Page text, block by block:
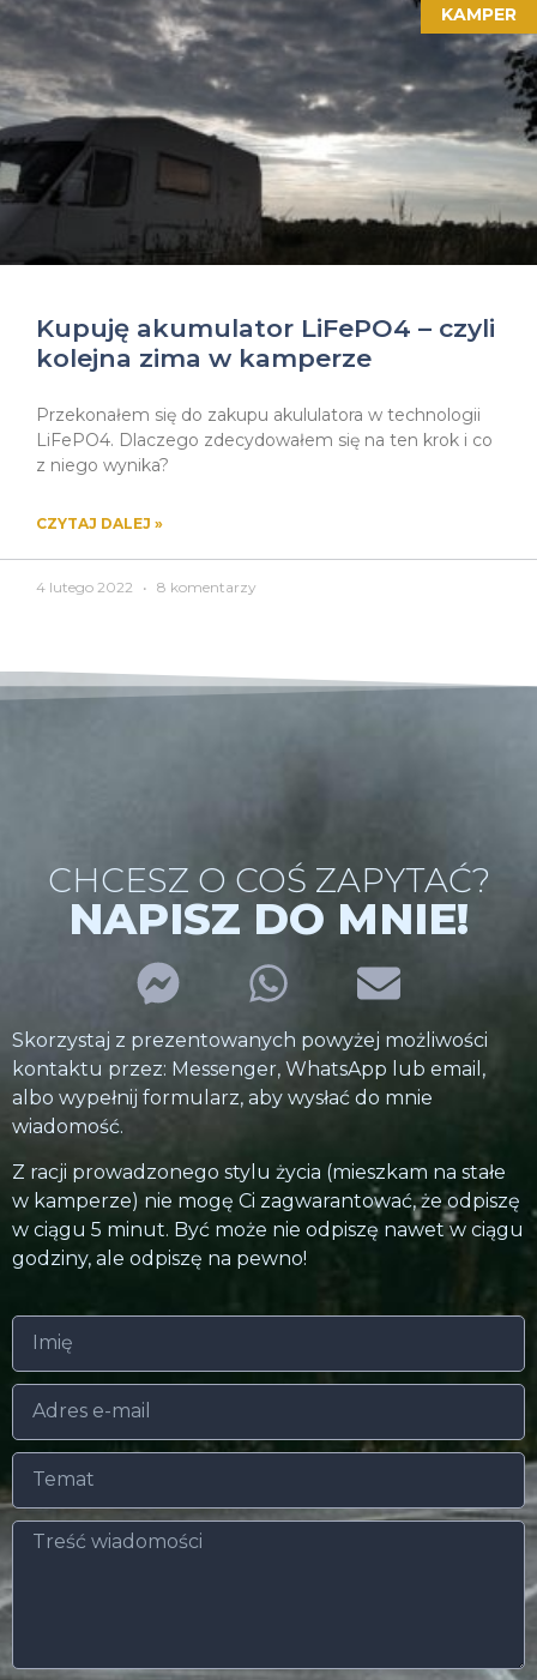
KAMPER
Kupuję akumulator LiFePO4 – czyli
kolejna zima w kamperze
Przekonałem się do zakupu akululatora w technologii
LiFePO4. Dlaczego zdecydowałem się na ten krok i co
z niego wynika?
CZYTAJ DALEJ »
4 lutego 2022 8 komentarzy
CHCESZ O COŚ ZAPYTAĆ?
NAPISZ DO MNIE!
Skorzystaj z prezentowanych powyżej możliwości
kontaktu przez: Messenger, WhatsApp lub email,
albo wypełnij formularz, aby wysłać do mnie
wiadomość.
Z racji prowadzonego stylu życia (mieszkam na stałe
w kamperze) nie mogę Ci zagwarantować, że odpiszę
w ciągu 5 minut. Być może nie odpiszę nawet w ciągu
godziny, ale odpiszę na pewno!